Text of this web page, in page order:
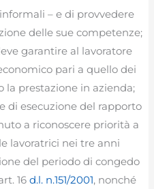
– e di provvedere
delle sue competenze;
garantire al lavoratore
pari a quello dei
la prestazione in azienda;
di esecuzione del rapporto
a riconoscere priorità a
lavoratrici nei tre anni
del periodo di congedo
16d.l. n.151/2001, nonché